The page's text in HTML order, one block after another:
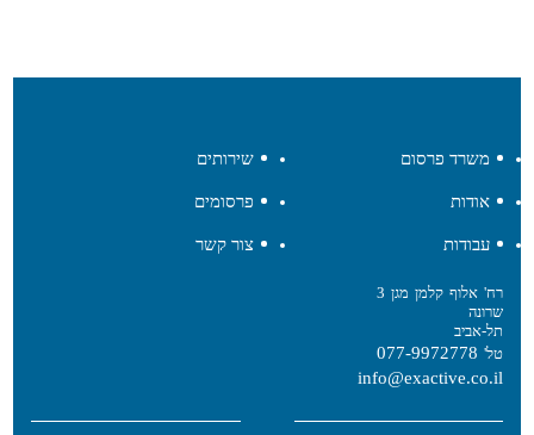
משרד פרסום
אודות
עבודות
שירותים
פרסומים
צור קשר
רח' אלוף קלמן מגן 3
שרונה
תל-אביב
טל' 077-9972778
info@exactive.co.il